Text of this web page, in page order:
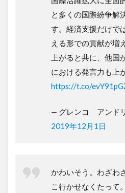
と多くの国際紛争解
す。経済支援だけで
える形での貢献が増
上がると共に、他国
における発言力も上
https://t.co/
— グレンコ アンド
2019年12月1日
かわいそう。わざわ
こ行かせなくたって